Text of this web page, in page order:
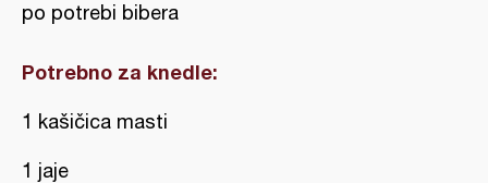
po potrebi bibera
Potrebno za knedle:
1 kašičica masti
1 jaje